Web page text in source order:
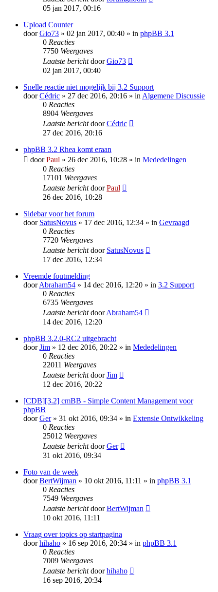
05 jan 2017, 00:16
Upload Counter
doorGio73 » 02 jan 2017, 00:40 » in phpBB 3.1
0 Reacties
7750 Weergaves
Laatste berichtdoorGio73
02 jan 2017, 00:40
Snelle reactie niet mogelijk bij 3.2 Support
doorCédric » 27 dec 2016, 20:16 » inAlgemene Discussie
0 Reacties
8904 Weergaves
Laatste berichtdoorCédric
27 dec 2016, 20:16
phpBB 3.2 Rhea komt eraan
doorPaul » 26 dec 2016, 10:28 » in Mededelingen
0 Reacties
17101 Weergaves
Laatste berichtdoorPaul
26 dec 2016, 10:28
Sidebar voor het forum
door SatusNovus » 17 dec 2016, 12:34 » in Gevraagd
0 Reacties
7720 Weergaves
Laatste berichtdoor SatusNovus
17 dec 2016, 12:34
Vreemde foutmelding
doorAbraham54 » 14 dec 2016, 12:20 » in 3.2 Support
0 Reacties
6735 Weergaves
Laatste berichtdoorAbraham54
14 dec 2016, 12:20
phpBB 3.2.0-RC2 uitgebracht
doorJim » 12 dec 2016, 20:22 » in Mededelingen
0 Reacties
22011 Weergaves
Laatste berichtdoorJim
12 dec 2016, 20:22
[CDB][3.2] cmBB - Simple Content Management voor
phpBB
doorGer» 31 okt 2016, 09:34 » in Extensie Ontwikkeling
0 Reacties
25012 Weergaves
Laatste berichtdoorGer
31 okt 2016, 09:34
Foto van de week
doorBertWijman » 10 okt 2016, 11:11 » in phpBB 3.1
0 Reacties
7549 Weergaves
Laatste berichtdoorBertWijman
10 okt 2016, 11:11
Vraag over topics op startpagina
doorhihaho » 16 sep 2016, 20:34 » in phpBB 3.1
0 Reacties
7009 Weergaves
Laatste berichtdoorhihaho
16 sep 2016, 20:34